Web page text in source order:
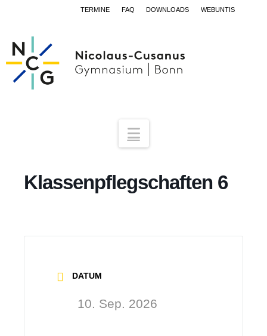
TERMINE FAQ DOWNLOADS WEBUNTIS
Navigation
Klassenpflegschaften 6
DATUM
10. Sep. 2026